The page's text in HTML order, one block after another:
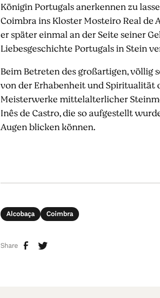
Königin Portugals anerkennen zu
Coimbra ins Kloster Mosteiro Real
er später einmal an der Seite seiner
Liebesgeschichte Portugals in Stein
Beim Betreten des großartigen,
von der Erhabenheit und Spiritualität
Meisterwerke mittelalterlicher
Inês de Castro, die so aufgestellt
Augen blicken können.
Alcobaça Coimbra
Share